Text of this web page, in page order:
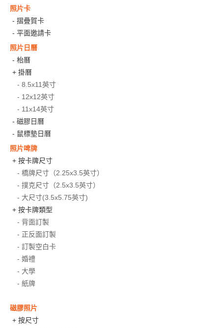
照片卡
- 摺疊賀卡
- 平面邀請卡
照片日曆
- 枱曆
+ 掛曆
- 8.5x11英寸
- 12x12英寸
- 11x14英寸
- 磁膠日曆
- 鼠標墊日曆
照片啤牌
+ 按卡牌尺寸
- 橋牌尺寸（2.25x3.5英寸）
- 撲克尺寸（2.5x3.5英寸）
- 大尺寸(3.5x5.75英寸)
+ 按卡牌類型
- 背面訂製
- 正反面訂製
- 訂製空白卡
- 婚禮
- 大學
- 紙牌
磁膠照片
+ 按尺寸